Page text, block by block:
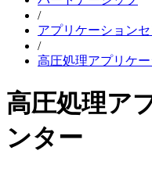
/
アプリケーション
/
高圧処理アプリケ
高圧処理ア
ンター